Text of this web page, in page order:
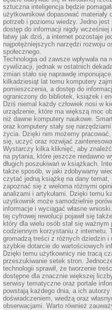
sztuczna inteligencja będzie
użytkownikowi dopasować materiały
potrzeb i poziomu wiedzy. Jedno jest
dostęp do informacji nigdy wcześniej
łatwy jak dziś, a internet pozostaje
najpotężniejszych narzędzi rozwoju
społecznego.
Technologia od zawsze wpływała na
cywilizacji, jednak w ostatnich
zmian stało się naprawdę
kilkadziesiąt lat temu komputery
pomieszczenia, a dostęp do
ograniczony do bibliotek, książek i
Dziś niemal każdy człowiek nosi w
urządzenie, które ma większą moc
niż dawne komputery naukowe.
oraz komputery stały się
życia. Dzięki nim możemy
się, uczyć oraz rozwijać
Wystarczy kilka kliknięć, aby
na pytania, które jeszcze niedawno
długich poszukiwań w książkach.
także sposób, w jaki zdobywamy
czytać jedną książkę na dany temat,
zapoznać się z wieloma różnymi
analizami i artykułami. Dzięki temu
użytkownik może samodzielnie
informacje i wyciągać własne
tej cyfrowej rewolucji pojawił się także
który dla wielu osób stał się ważnym
codziennym korzystaniu z internetu.
gromadzą treści z różnych dziedzin i
szybkie dotarcie do wartościowych
Dzięki temu użytkownicy nie tracą
przeszukiwanie setek stron.
technologii sprawił, że tworzenie
dostępne dla znacznie większej
serwisy tematyczne oraz portale
powstają każdego dnia, a ich
doświadczeniem, wiedzą oraz
obserwacjami. Warto również